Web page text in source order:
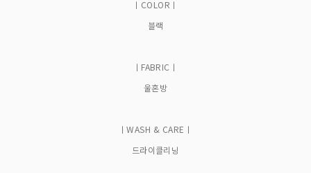
ㅣCOLORㅣ
블랙
ㅣFABRICㅣ
울혼방
ㅣWASH & CAREㅣ
드라이클리닝